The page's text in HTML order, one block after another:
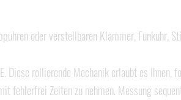
oder verstellbaren Klammer, Funkuhr,
Diese rollierende Mechanik erlaubt es
fehlerfrei Zeiten zu nehmen. Messung